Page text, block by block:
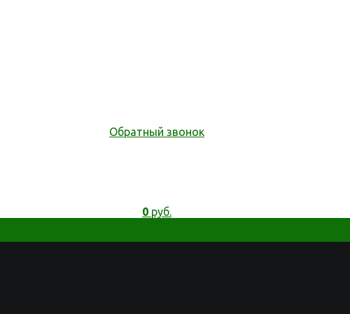
Обратный звонок
0 руб.